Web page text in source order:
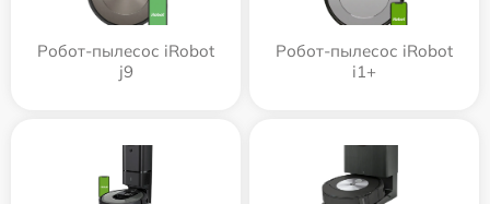
Робот-пылесос iRobot
j9
Робот-пылесос iRobot
i1+